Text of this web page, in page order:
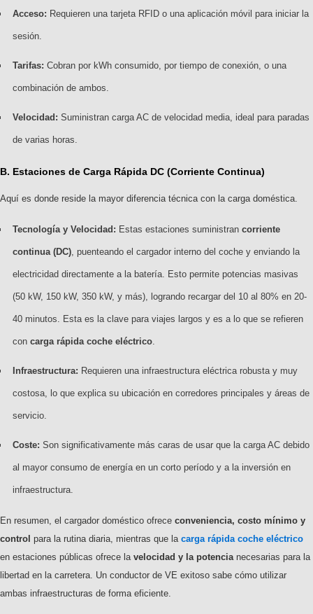
Acceso: Requieren una tarjeta RFID o una aplicación móvil para iniciar la
sesión.
Tarifas: Cobran por kWh consumido, por tiempo de conexión, o una
combinación de ambos.
Velocidad: Suministran carga AC de velocidad media, ideal para paradas
de varias horas.
B. Estaciones de Carga Rápida DC (Corriente Continua)
Aquí es donde reside la mayor diferencia técnica con la carga doméstica.
Tecnología y Velocidad: Estas estaciones suministran corriente
continua (DC), puenteando el cargador interno del coche y enviando la
electricidad directamente a la batería. Esto permite potencias masivas
(50 kW, 150 kW, 350 kW, y más), logrando recargar del 10 al 80% en 20-
40 minutos. Esta es la clave para viajes largos y es a lo que se refieren
con carga rápida coche eléctrico.
Infraestructura: Requieren una infraestructura eléctrica robusta y muy
costosa, lo que explica su ubicación en corredores principales y áreas de
servicio.
Coste: Son significativamente más caras de usar que la carga AC debido
al mayor consumo de energía en un corto período y a la inversión en
infraestructura.
En resumen, el cargador doméstico ofrece conveniencia, costo mínimo y
control para la rutina diaria, mientras que la carga rápida coche eléctrico
en estaciones públicas ofrece la velocidad y la potencia necesarias para la
libertad en la carretera. Un conductor de VE exitoso sabe cómo utilizar
ambas infraestructuras de forma eficiente.